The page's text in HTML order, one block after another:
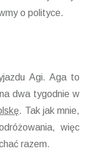
o polityce.
Agi. Aga to
dwa tygodnie w
. Tak jak mnie,
więc
razem.